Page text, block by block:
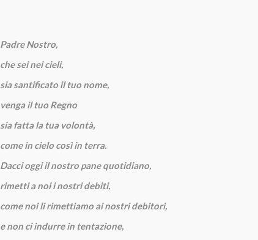
Padre Nostro,
che sei nei cieli,
sia santificato il tuo nome,
venga il tuo Regno
sia fatta la tua volontà,
come in cielo così in terra.
Dacci oggi il nostro pane quotidiano,
rimetti a noi i nostri debiti,
come noi li rimettiamo ai nostri debitori,
e non ci indurre in tentazione,